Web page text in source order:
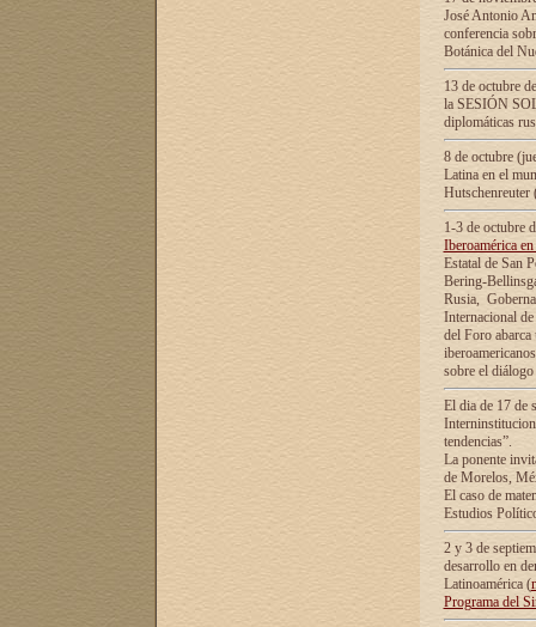
José Antonio
conferencia
Botánica del
13 de octubre
la SESIÓN
diplomáticas
8 de octubre
Latina en el
1-3 de octubre
Iberoamérica
Estatal de San
Bering-
Rusia,
Internacional
del Foro
sobre el
El dia de 17 de
tendencias”.
La ponente
de Morelos,
El caso de
Estudios
2 y 3 de
desarrollo en
Latinoamérica (
Programa del